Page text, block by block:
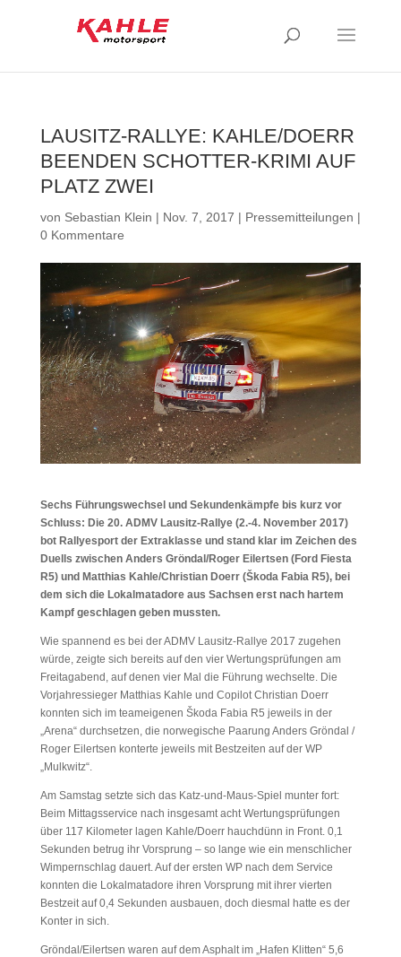
LAUSITZ-RALLYE: KAHLE/DOERR
BEENDEN SCHOTTER-KRIMI AUF
PLATZ ZWEI
von Sebastian Klein | Nov. 7, 2017 | Pressemitteilungen |
0 Kommentare
Sechs Führungswechsel und Sekundenkämpfe bis kurz vor
Schluss: Die 20. ADMV Lausitz-Rallye (2.-4. November 2017)
bot Rallyesport der Extraklasse und stand klar im Zeichen des
Duells zwischen Anders Gröndal/Roger Eilertsen (Ford Fiesta
R5) und Matthias Kahle/Christian Doerr (Škoda Fabia R5), bei
dem sich die Lokalmatadore aus Sachsen erst nach hartem
Kampf geschlagen geben mussten.
Wie spannend es bei der ADMV Lausitz-Rallye 2017 zugehen
würde, zeigte sich bereits auf den vier Wertungsprüfungen am
Freitagabend, auf denen vier Mal die Führung wechselte. Die
Vorjahressieger Matthias Kahle und Copilot Christian Doerr
konnten sich im teameigenen Škoda Fabia R5 jeweils in der
„Arena“ durchsetzen, die norwegische Paarung Anders Gröndal /
Roger Eilertsen konterte jeweils mit Bestzeiten auf der WP
„Mulkwitz“.
Am Samstag setzte sich das Katz-und-Maus-Spiel munter fort:
Beim Mittagsservice nach insgesamt acht Wertungsprüfungen
über 117 Kilometer lagen Kahle/Doerr hauchdünn in Front. 0,1
Sekunden betrug ihr Vorsprung – so lange wie ein menschlicher
Wimpernschlag dauert. Auf der ersten WP nach dem Service
konnten die Lokalmatadore ihren Vorsprung mit ihrer vierten
Bestzeit auf 0,4 Sekunden ausbauen, doch diesmal hatte es der
Konter in sich.
Gröndal/Eilertsen waren auf dem Asphalt im „Hafen Klitten“ 5,6